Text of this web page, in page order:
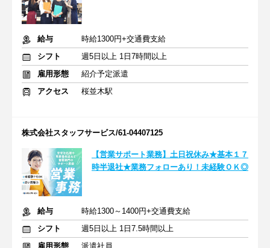
給与
時給1300円+交通費支給
シフト
週5日以上 1日7時間以上
雇用形態
紹介予定派遣
アクセス
桜並木駅
株式会社スタッフサービス/61-04407125
【営業サポート業務】土日祝休み★基本１７
時半退社★業務フォローあり！未経験ＯＫ◎
給与
時給1300～1400円+交通費支給
シフト
週5日以上 1日7.5時間以上
雇用形態
派遣社員